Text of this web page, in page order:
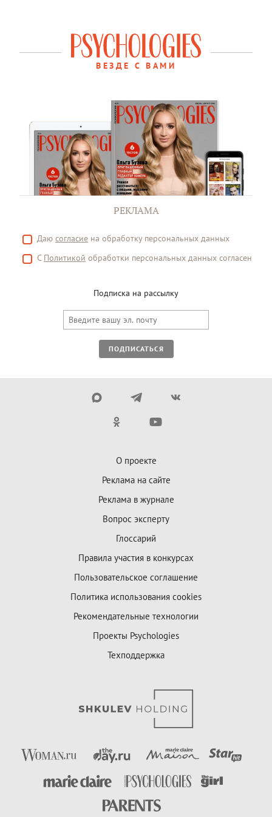
ВЕЗДЕ С ВАМИ
РЕКЛАМА
Даю согласие на обработку персональных данных
С Политикой обработки персональных данных согласен
Подписка на рассылку
ПОДПИСАТЬСЯ
О проекте
Реклама на сайте
Реклама в журнале
Вопрос эксперту
Глоссарий
Правила участия в конкурсах
Пользовательское соглашение
Политика использования cookies
Рекомендательные технологии
Проекты Psychologies
Техподдержка